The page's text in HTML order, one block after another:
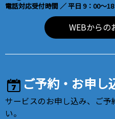
電話対応受付時間 ／ 平日 9：00～
WEBからの
ご予約・お申し
サービスのお申し込み、ご
い。